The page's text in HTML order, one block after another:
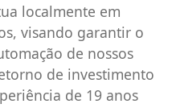
localmente em
visando garantir o
de nossos
de investimento
de 19 anos